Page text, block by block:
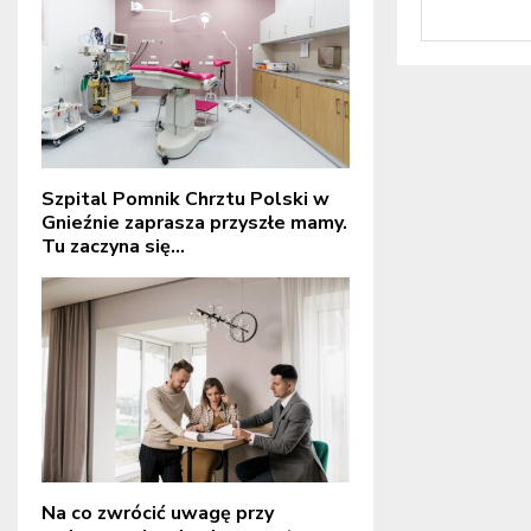
Szpital Pomnik Chrztu Polski w
Gnieźnie zaprasza przyszłe mamy.
Tu zaczyna się...
Na co zwrócić uwagę przy